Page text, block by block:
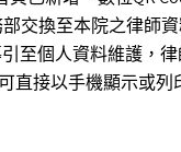
交換至本院之律師
至個人資料維護，
直接以手機顯示或